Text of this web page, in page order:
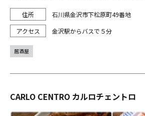
石川県金沢市下松原町49番地
金沢駅からバスで５分
居酒屋
CARLO CENTRO カルロチェントロ